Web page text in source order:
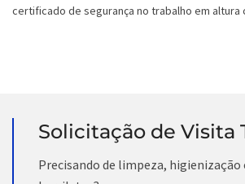
certificado de segurança no trabalho em altura
Solicitação de Visita
Precisando de limpeza,